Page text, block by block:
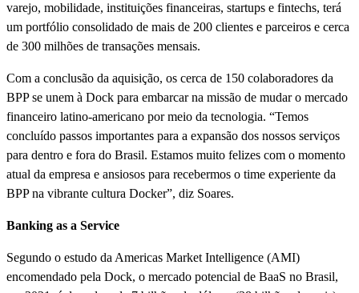
varejo, mobilidade, instituições financeiras, startups e fintechs, terá
um portfólio consolidado de mais de 200 clientes e parceiros e cerca
de 300 milhões de transações mensais.
Com a conclusão da aquisição, os cerca de 150 colaboradores da
BPP se unem à Dock para embarcar na missão de mudar o mercado
financeiro latino-americano por meio da tecnologia. “Temos
concluído passos importantes para a expansão dos nossos serviços
para dentro e fora do Brasil. Estamos muito felizes com o momento
atual da empresa e ansiosos para recebermos o time experiente da
BPP na vibrante cultura Docker”, diz Soares.
Banking as a Service
Segundo o estudo da Americas Market Intelligence (AMI)
encomendado pela Dock, o mercado potencial de BaaS no Brasil,